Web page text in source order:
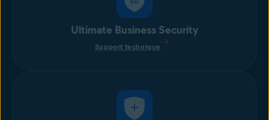
Ultimate Business Security
Support technique